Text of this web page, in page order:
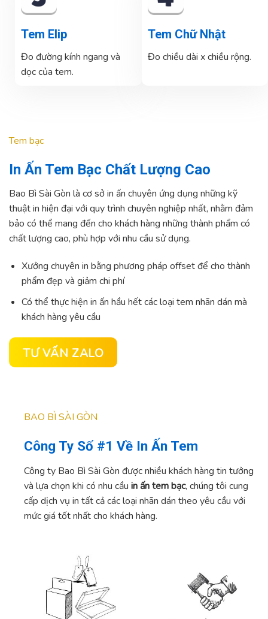
Tem Elip
Đo đường kính ngang và
dọc của tem.
Tem Chữ Nhật
Đo chiều dài x chiều rộng.
Tem bạc
In Ấn Tem Bạc Chất Lượng Cao
Bao Bì Sài Gòn là cơ sở in ấn chuyên ứng dụng những kỹ
thuật in hiện đại với quy trình chuyên nghiệp nhất, nhằm đảm
bảo có thể mang đến cho khách hàng những thành phẩm có
chất lượng cao, phù hợp với nhu cầu sử dụng.
Xưởng chuyên in bằng phương pháp offset để cho thành
phẩm đẹp và giảm chi phí
Có thể thực hiện in ấn hầu hết các loại tem nhãn dán mà
khách hàng yêu cầu
TƯ VẤN ZALO
BAO BÌ SÀI GÒN
Công Ty Số #1 Về In Ấn Tem
Công ty Bao Bì Sài Gòn được nhiều khách hàng tin tưởng
và lựa chọn khi có nhu cầu in ấn tem bạc, chúng tôi cung
cấp dịch vụ in tất cả các loại nhãn dán theo yêu cầu với
mức giá tốt nhất cho khách hàng.